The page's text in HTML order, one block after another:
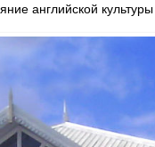
английской культуры